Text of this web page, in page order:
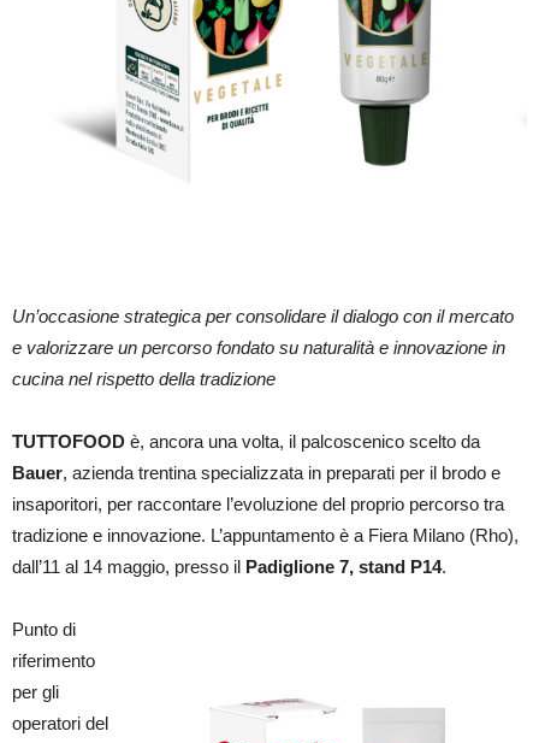
Un’occasione strategica per consolidare il dialogo con il mercato
e valorizzare un percorso fondato su naturalità e innovazione in
cucina nel rispetto della tradizione
TUTTOFOOD è, ancora una volta, il palcoscenico scelto da
Bauer, azienda trentina specializzata in preparati per il brodo e
insaporitori, per raccontare l’evoluzione del proprio percorso tra
tradizione e innovazione. L’appuntamento è a Fiera Milano (Rho),
dall’11 al 14 maggio, presso il Padiglione 7, stand P14.
Punto di
riferimento
per gli
operatori del